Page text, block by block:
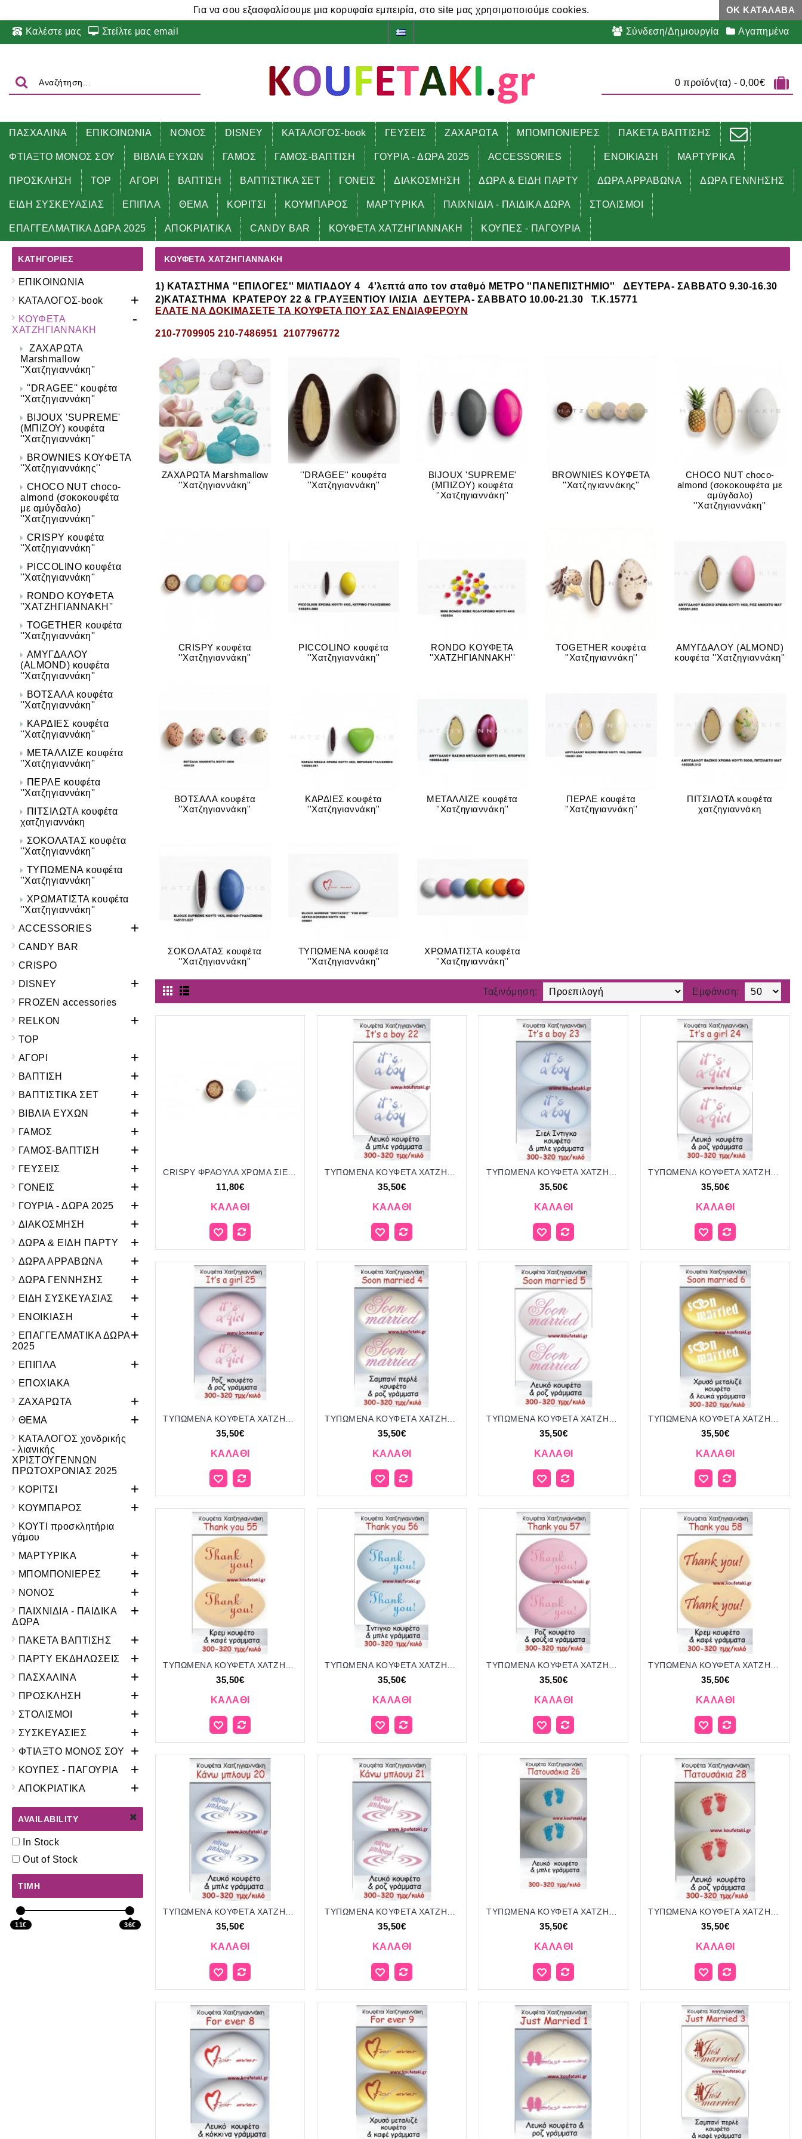
Για να σου εξασφαλίσουμε μια κορυφαία εμπειρία, στο site μας χρησιμοποιούμε cookies. ΟΚ ΚΑΤΆΛΑΒΑ
Καλέστε μας Στείλτε μας email Σύνδεση/Δημιουργία Αγαπημένα
0 προϊόν(τα) - 0,00€
ΠΑΣΧΑΛΙΝΑ ΕΠΙΚΟΙΝΩΝΙΑ ΝΟΝΟΣ DISNEY ΚΑΤΑΛΟΓΟΣ-book ΓΕΥΣΕΙΣ ΖΑΧΑΡΩΤΑ ΜΠΟΜΠΟΝΙΕΡΕΣ ΠΑΚΕΤΑ ΒΑΠΤΙΣΗΣ
ΦΤΙΑΞΤΟ ΜΟΝΟΣ ΣΟΥ ΒΙΒΛΙΑ ΕΥΧΩΝ ΓΑΜΟΣ ΓΑΜΟΣ-ΒΑΠΤΙΣΗ ΓΟΥΡΙΑ - ΔΩΡΑ 2025 ACCESSORIES ΕΝΟΙΚΙΑΣΗ ΜΑΡΤΥΡΙΚΑ
ΠΡΟΣΚΛΗΣΗ TOP ΑΓΟΡΙ ΒΑΠΤΙΣΗ ΒΑΠΤΙΣΤΙΚΑ ΣΕΤ ΓΟΝΕΙΣ ΔΙΑΚΟΣΜΗΣΗ ΔΩΡΑ & ΕΙΔΗ ΠΑΡΤΥ ΔΩΡΑ ΑΡΡΑΒΩΝΑ ΔΩΡΑ ΓΕΝΝΗΣΗΣ
ΕΙΔΗ ΣΥΣΚΕΥΑΣΙΑΣ ΕΠΙΠΛΑ ΘΕΜΑ ΚΟΡΙΤΣΙ ΚΟΥΜΠΑΡΟΣ ΜΑΡΤΥΡΙΚΑ ΠΑΙΧΝΙΔΙΑ - ΠΑΙΔΙΚΑ ΔΩΡΑ ΣΤΟΛΙΣΜΟΙ
ΕΠΑΓΓΕΛΜΑΤΙΚΑ ΔΩΡΑ 2025 ΑΠΟΚΡΙΑΤΙΚΑ CANDY BAR ΚΟΥΦΕΤΑ ΧΑΤΖΗΓΙΑΝΝΑΚΗ ΚΟΥΠΕΣ - ΠΑΓΟΥΡΙΑ
Αρχική ΚΟΥΦΕΤΑ ΧΑΤΖΗΓΙΑΝΝΑΚΗ
ΚΑΤΗΓΟΡΊΕΣ
ΕΠΙΚΟΙΝΩΝΙΑ
ΚΑΤΑΛΟΓΟΣ-book
+
ΚΟΥΦΕΤΑ
ΧΑΤΖΗΓΙΑΝΝΑΚΗ
-
ΖΑΧΑΡΩΤΑ
Marshmallow
''Xατζηγιαννάκη''
''DRAGEE'' κουφέτα
''Χατζηγιαννάκη''
BIJOUX 'SUPREME'
(MΠΙΖΟΥ) κουφέτα
''Xατζηγιαννάκη''
BROWNIES ΚΟΥΦΕΤΑ
''Χατζηγιαννάκης''
CHOCO NUT choco-
almond (σοκοκουφέτα
με αμύγδαλο)
''Xατζηγιαννάκη''
CRISPY κουφέτα
''Xατζηγιαννάκη''
PICCOLINO κουφέτα
''Χατζηγιαννάκη''
RONDO ΚΟΥΦΕΤΑ
''ΧΑΤΖΗΓΙΑΝΝΑΚΗ''
TOGETHER κουφέτα
''Xατζηγιαννάκη''
ΑΜΥΓΔΑΛΟΥ
(ALMOND) κουφέτα
''Xατζηγιαννάκη''
ΒΟΤΣΑΛΑ κουφέτα
''Xατζηγιαννάκη''
ΚΑΡΔΙΕΣ κουφέτα
''Χατζηγιαννάκη''
ΜΕΤΑΛΛΙΖΕ κουφέτα
''Χατζηγιαννάκη''
ΠΕΡΛΕ κουφέτα
''Χατζηγιαννάκη''
ΠΙΤΣΙΛΩΤΑ κουφέτα
χατζηγιαννάκη
ΣΟΚΟΛΑΤΑΣ κουφέτα
''Χατζηγιαννάκη''
ΤΥΠΩΜΕΝΑ κουφέτα
''Xατζηγιαννάκη''
ΧΡΩΜΑΤΙΣΤΑ κουφέτα
''Xατζηγιαννάκη''
ACCESSORIES
+
CANDY BAR
CRISPO
DISNEY
+
FROZEN accessories
RELKON
+
TOP
ΑΓΟΡΙ
+
ΒΑΠΤΙΣΗ +
ΒΑΠΤΙΣΤΙΚΑ ΣΕΤ +
ΒΙΒΛΙΑ ΕΥΧΩΝ +
ΓΑΜΟΣ +
ΓΑΜΟΣ-ΒΑΠΤΙΣΗ +
ΓΕΥΣΕΙΣ +
ΓΟΝΕΙΣ +
ΓΟΥΡΙΑ - ΔΩΡΑ 2025 +
ΔΙΑΚΟΣΜΗΣΗ +
ΔΩΡΑ & ΕΙΔΗ ΠΑΡΤΥ +
ΔΩΡΑ ΑΡΡΑΒΩΝΑ +
ΔΩΡΑ ΓΕΝΝΗΣΗΣ +
ΕΙΔΗ ΣΥΣΚΕΥΑΣΙΑΣ +
ΕΝΟΙΚΙΑΣΗ +
ΕΠΑΓΓΕΛΜΑΤΙΚΑ ΔΩΡΑ
2025
+
ΕΠΙΠΛΑ +
ΕΠΟΧΙΑΚΑ
ΖΑΧΑΡΩΤΑ
+
ΘΕΜΑ +
ΚΑΤΑΛΟΓΟΣ χονδρικής
- λιανικής
ΧΡΙΣΤΟΥΓΕΝΝΩΝ
ΠΡΩΤΟΧΡΟΝΙΑΣ 2025
ΚΟΡΙΤΣΙ
+
ΚΟΥΜΠΑΡΟΣ +
ΚΟΥΤΙ προσκλητήρια
γάμου
ΜΑΡΤΥΡΙΚΑ
+
ΜΠΟΜΠΟΝΙΕΡΕΣ +
ΝΟΝΟΣ +
ΠΑΙΧΝΙΔΙΑ - ΠΑΙΔΙΚΑ
ΔΩΡΑ
+
ΠΑΚΕΤΑ ΒΑΠΤΙΣΗΣ +
ΠΑΡΤΥ ΕΚΔΗΛΩΣΕΙΣ +
ΠΑΣΧΑΛΙΝΑ +
ΠΡΟΣΚΛΗΣΗ +
ΣΤΟΛΙΣΜΟΙ +
ΣΥΣΚΕΥΑΣΙΕΣ +
ΦΤΙΑΞΤΟ ΜΟΝΟΣ ΣΟΥ +
ΚΟΥΠΕΣ - ΠΑΓΟΥΡΙΑ +
ΑΠΟΚΡΙΑΤΙΚΑ +
AVAILABILITY
In Stock
Out of Stock
ΤΙΜΉ
11€ 36€
ΚΟΥΦΕΤΑ ΧΑΤΖΗΓΙΑΝΝΑΚΗ
1) ΚΑΤΑΣΤΗΜΑ ''ΕΠΙΛΟΓΕΣ'' ΜΙΛΤΙΑΔΟΥ 4 4'λεπτά απο τον σταθμό ΜΕΤΡΟ ''ΠΑΝΕΠΙΣΤΗΜΙΟ'' ΔΕΥΤΕΡΑ- ΣΑΒΒΑΤΟ 9.30-16.30
2)ΚΑΤΑΣΤΗΜΑ
ΚΡΑΤΕΡΟΥ 22 & ΓΡ.ΑΥΞΕΝΤΙΟΥ ΙΛΙΣΙΑ ΔΕΥΤΕΡΑ- ΣΑΒΒΑΤΟ 10.00-21.30 Τ.Κ.15771
ΕΛΑΤΕ ΝΑ ΔΟΚΙΜΑΣΕΤΕ ΤΑ ΚΟΥΦΕΤΑ ΠΟΥ ΣΑΣ ΕΝΔΙΑΦΕΡΟΥΝ
210-7709905 210-7486951 2107796772
ΖΑΧΑΡΩΤΑ Marshmallow
''Xατζηγιαννάκη''
''DRAGEE'' κουφέτα
''Χατζηγιαννάκη''
BIJOUX 'SUPREME'
(MΠΙΖΟΥ) κουφέτα
''Xατζηγιαννάκη''
BROWNIES ΚΟΥΦΕΤΑ
''Χατζηγιαννάκης''
CHOCO NUT choco-
almond (σοκοκουφέτα με
αμύγδαλο)
''Xατζηγιαννάκη''
CRISPY κουφέτα
''Xατζηγιαννάκη''
PICCOLINO κουφέτα
''Χατζηγιαννάκη''
RONDO ΚΟΥΦΕΤΑ
''ΧΑΤΖΗΓΙΑΝΝΑΚΗ''
TOGETHER κουφέτα
''Xατζηγιαννάκη''
ΑΜΥΓΔΑΛΟΥ (ALMOND)
κουφέτα ''Xατζηγιαννάκη''
ΒΟΤΣΑΛΑ κουφέτα
''Xατζηγιαννάκη''
ΚΑΡΔΙΕΣ κουφέτα
''Χατζηγιαννάκη''
ΜΕΤΑΛΛΙΖΕ κουφέτα
''Χατζηγιαννάκη''
ΠΕΡΛΕ κουφέτα
''Χατζηγιαννάκη''
ΠΙΤΣΙΛΩΤΑ κουφέτα
χατζηγιαννάκη
ΣΟΚΟΛΑΤΑΣ κουφέτα
''Χατζηγιαννάκη''
ΤΥΠΩΜΕΝΑ κουφέτα
''Xατζηγιαννάκη''
ΧΡΩΜΑΤΙΣΤΑ κουφέτα
''Xατζηγιαννάκη''
Εμφάνιση:
Ταξινόμηση:
11,80€
ΚΑΛΆΘΙ
35,50€
ΚΑΛΆΘΙ
35,50€
ΚΑΛΆΘΙ
35,50€
ΚΑΛΆΘΙ
ΤΥΠΩΜΕΝΑ ΚΟΥΦΕΤΑ ΧΑΤΖΗΓΙΑΝΝΑΚΗ '"IT'S A GIRL" 25
35,50€
ΚΑΛΆΘΙ
ΤΥΠΩΜΕΝΑ ΚΟΥΦΕΤΑ ΧΑΤΖΗΓΙΑΝΝΑΚΗ '"SOON MARRIED" 4
35,50€
ΚΑΛΆΘΙ
ΤΥΠΩΜΕΝΑ ΚΟΥΦΕΤΑ ΧΑΤΖΗΓΙΑΝΝΑΚΗ '"SOON MARRIED" 5
35,50€
ΚΑΛΆΘΙ
ΤΥΠΩΜΕΝΑ ΚΟΥΦΕΤΑ ΧΑΤΖΗΓΙΑΝΝΑΚΗ '"SOON MARRIED" 6
35,50€
ΚΑΛΆΘΙ
ΤΥΠΩΜΕΝΑ ΚΟΥΦΕΤΑ ΧΑΤΖΗΓΙΑΝΝΑΚΗ '"THANK YOU" 55
35,50€
ΚΑΛΆΘΙ
ΤΥΠΩΜΕΝΑ ΚΟΥΦΕΤΑ ΧΑΤΖΗΓΙΑΝΝΑΚΗ '"THANK YOU" 56
35,50€
ΚΑΛΆΘΙ
ΤΥΠΩΜΕΝΑ ΚΟΥΦΕΤΑ ΧΑΤΖΗΓΙΑΝΝΑΚΗ '"THANK YOU" 57
35,50€
ΚΑΛΆΘΙ
ΤΥΠΩΜΕΝΑ ΚΟΥΦΕΤΑ ΧΑΤΖΗΓΙΑΝΝΑΚΗ '"THANK YOU" 58
35,50€
ΚΑΛΆΘΙ
ΤΥΠΩΜΕΝΑ ΚΟΥΦΕΤΑ ΧΑΤΖΗΓΙΑΝΝΑΚΗ '"ΚΑΝΩ ΜΠΛΟΥΜ" 20
35,50€
ΚΑΛΆΘΙ
ΤΥΠΩΜΕΝΑ ΚΟΥΦΕΤΑ ΧΑΤΖΗΓΙΑΝΝΑΚΗ '"ΚΑΝΩ ΜΠΛΟΥΜ" 21
35,50€
ΚΑΛΆΘΙ
ΤΥΠΩΜΕΝΑ ΚΟΥΦΕΤΑ ΧΑΤΖΗΓΙΑΝΝΑΚΗ '"ΠΑΤΟΥΣΑΚΙΑ" 26
35,50€
ΚΑΛΆΘΙ
ΤΥΠΩΜΕΝΑ ΚΟΥΦΕΤΑ ΧΑΤΖΗΓΙΑΝΝΑΚΗ '"ΠΑΤΟΥΣΑΚΙΑ" 28
35,50€
ΚΑΛΆΘΙ